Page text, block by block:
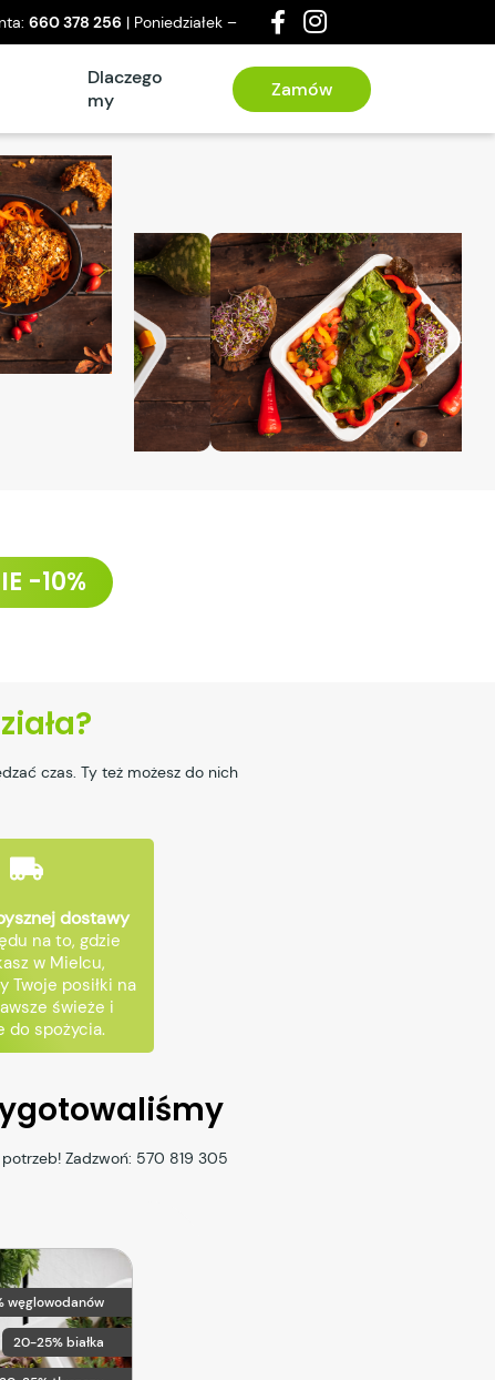
660 378 256 | Poniedziałek –
Dlaczego
my
Zamów
-10%
czas. Ty też możesz do nich
dostawy
na to, gdzie
w Mielcu,
Twoje posiłki na
świeże i
do spożycia.
Zadzwoń: 570 819 305
węglowodanów
20-25% białka